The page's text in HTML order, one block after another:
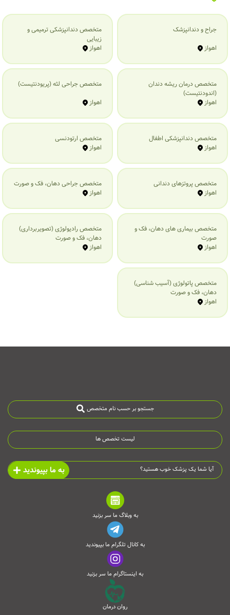
جراح و دندانپزشک
اهواز
متخصص دندانپزشکی ترمیمی و
زیبایی
اهواز
متخصص درمان ریشه دندان
(اندودنتیست)
اهواز
متخصص جراحی لثه (پریودنتیست)
اهواز
متخصص دندانپزشکی اطفال
اهواز
متخصص ارتودنسی
اهواز
متخصص پروتزهای دندانی
اهواز
متخصص جراحی دهان، فک و صورت
اهواز
متخصص بیماری‌ های دهان، فک و
صورت
اهواز
متخصص رادیولوژی (تصویربرداری)
دهان، فک و صورت
اهواز
متخصص پاتولوژی (آسیب شناسی)
دهان، فک و صورت
اهواز
جستجو بر حسب نام متخصص
لیست تخصص ها
آیا شما یک پزشک خوب هستید؟ به ما بپیوندید
به وبلاگ ما سر بزنید
به کانال تلگرام ما بپیوندید
به اینستاگرام ما سر بزنید
روان درمان